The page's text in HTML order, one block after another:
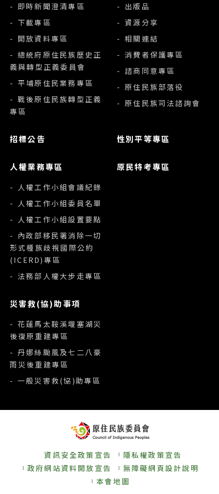
- 即時新聞澄清專區
- 下載專區
- 開放資料專區
- 總統府原住民族歷史正
義與轉型正義委員會
- 平埔原住民業務專區
- 戰後原住民族轉型正義
專區
- 出版品
- 資源分享
- 相關連結
- 消費者保護專區
- 諮商同意專區
- 原住民族部落役
- 原住民族司法諮詢會
招標公告 性別平等專區
人權業務專區
- 人權工作小組會議紀錄
- 人權工作小組委員名單
- 人權工作小組設置要點
- 內政部移民署消除一切
形式種族歧視國際公約
(ICERD)專區
- 法務部人權大步走專區
原民特考專區
災害救(協)助事項
- 花蓮馬太鞍溪堰塞湖災
後復原重建專區
- 丹娜絲颱風及七二八豪
雨災後重建專區
- 一般災害救(協)助專區
資訊安全政策宣告
隱私權政策宣告
政府網站資料開放宣告
無障礙網頁設計說明
本會地圖